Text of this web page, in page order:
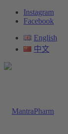
Instagram
Facebook
English
中文